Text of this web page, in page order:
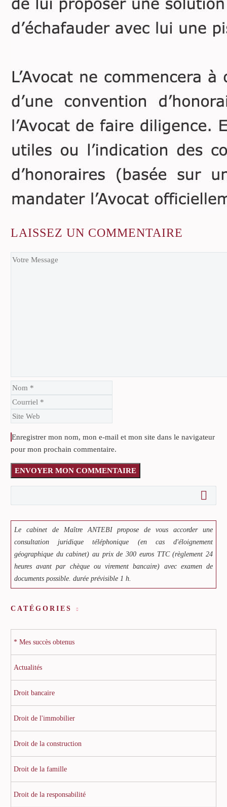
LAISSEZ UN COMMENTAIRE
Enregistrer mon nom, mon e-mail et mon site dans le navigateur
pour mon prochain commentaire.
ENVOYER MON COMMENTAIRE
Le cabinet de Maître ANTEBI propose de vous accorder une
consultation juridique téléphonique (en cas d'éloignement
géographique du cabinet) au prix de 300 euros TTC (règlement 24
heures avant par chèque ou virement bancaire) avec examen de
documents possible. durée prévisible 1 h.
CATÉGORIES
* Mes succès obtenus
Actualités
Droit bancaire
Droit de l'immobilier
Droit de la construction
Droit de la famille
Droit de la responsabilité